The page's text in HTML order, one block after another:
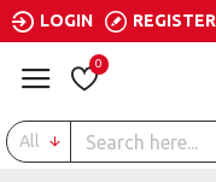
LOGIN REGISTER
0
All